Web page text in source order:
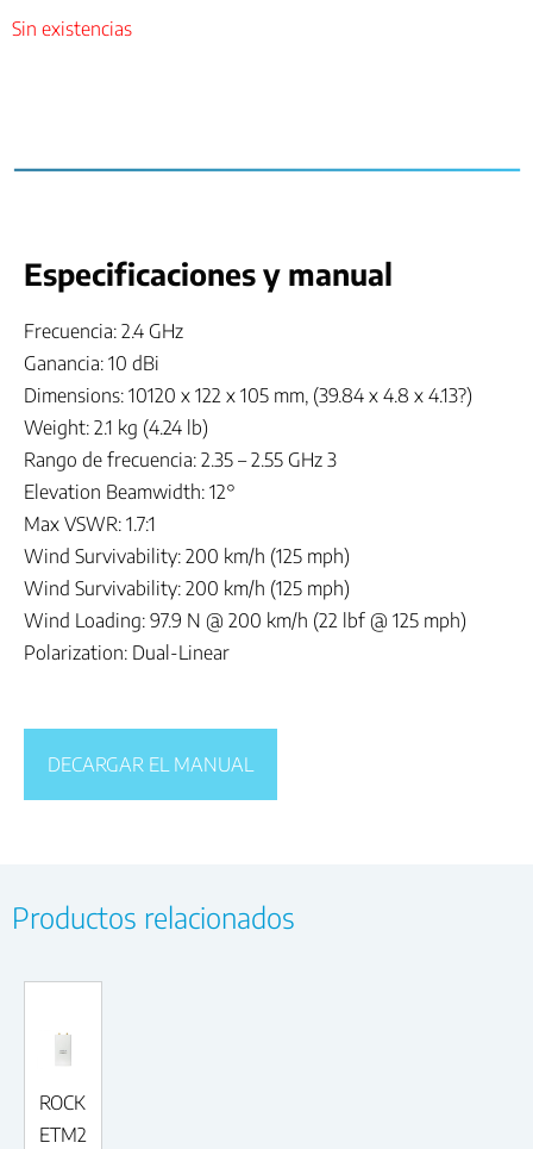
Sin existencias
Especificaciones y manual
Frecuencia: 2.4 GHz
Ganancia: 10 dBi
Dimensions: 10120 x 122 x 105 mm, (39.84 x 4.8 x 4.13?)
Weight: 2.1 kg (4.24 lb)
Rango de frecuencia: 2.35 – 2.55 GHz 3
Elevation Beamwidth: 12°
Max VSWR: 1.7:1
Wind Survivability: 200 km/h (125 mph)
Wind Survivability: 200 km/h (125 mph)
Wind Loading: 97.9 N @ 200 km/h (22 lbf @ 125 mph)
Polarization: Dual-Linear
DECARGAR EL MANUAL
Productos relacionados
ROCK
ETM2